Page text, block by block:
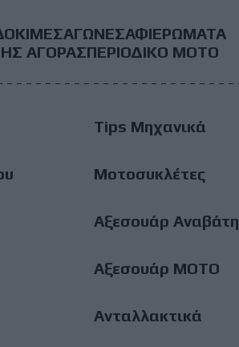
ΑΓΩΝΕΣΑΦΙΕΡΩΜΑΤΑ
ΑΓΟΡΑΣΠΕΡΙΟΔΙΚΟ ΜΟΤΟ
Tips Μηχανικά
Μοτοσυκλέτες
Αξεσουάρ Αναβάτη
Αξεσουάρ ΜΟΤΟ
Ανταλλακτικά